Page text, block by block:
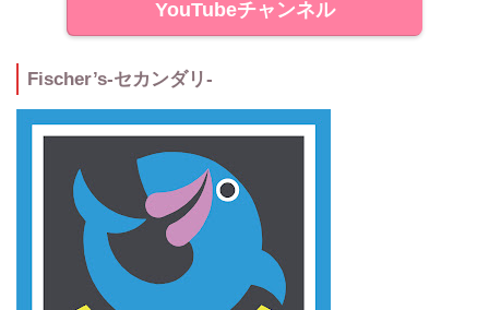
YouTubeチャンネル
Fischer’s-セカンダリ-